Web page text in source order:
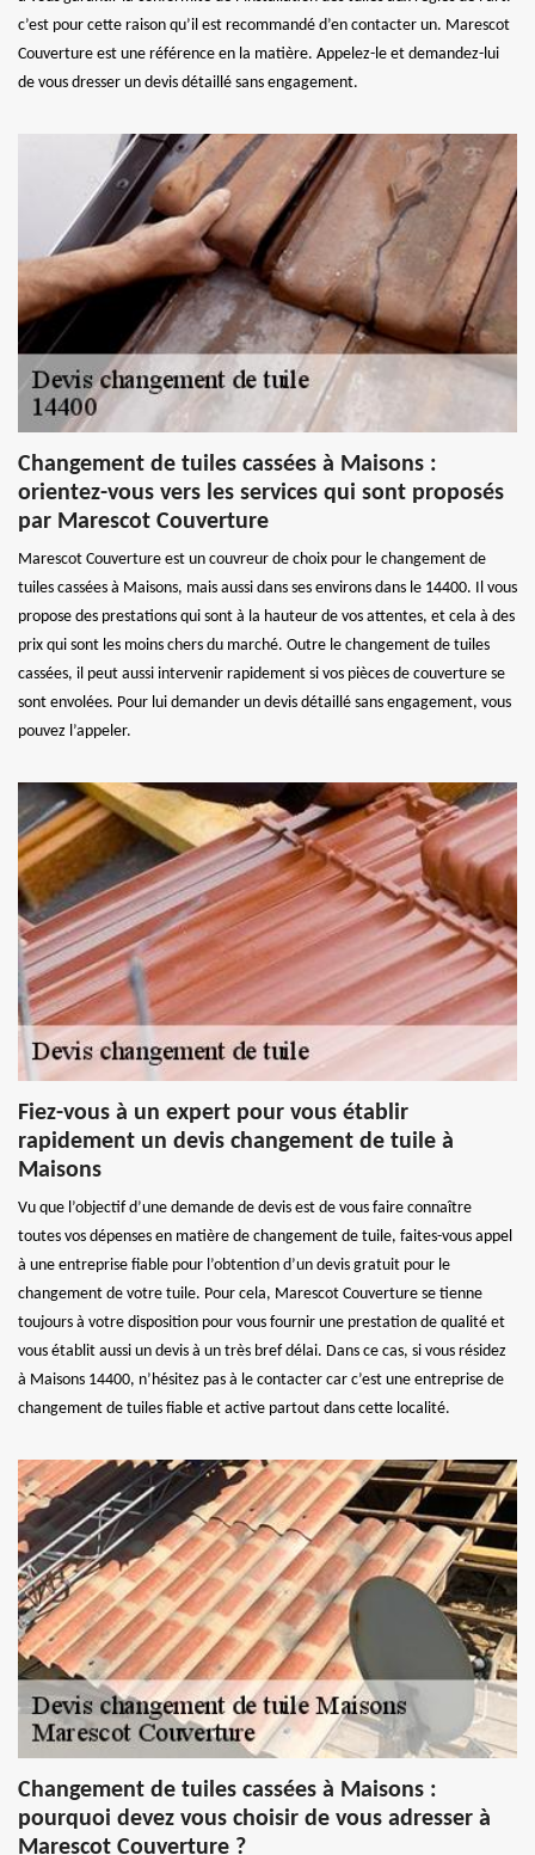
c’est pour cette raison qu’il est recommandé d’en contacter un. Marescot
Couverture est une référence en la matière. Appelez-le et demandez-lui
de vous dresser un devis détaillé sans engagement.
Changement de tuiles cassées à Maisons :
orientez-vous vers les services qui sont proposés
par Marescot Couverture
Marescot Couverture est un couvreur de choix pour le changement de
tuiles cassées à Maisons, mais aussi dans ses environs dans le 14400. Il vous
propose des prestations qui sont à la hauteur de vos attentes, et cela à des
prix qui sont les moins chers du marché. Outre le changement de tuiles
cassées, il peut aussi intervenir rapidement si vos pièces de couverture se
sont envolées. Pour lui demander un devis détaillé sans engagement, vous
pouvez l’appeler.
Fiez-vous à un expert pour vous établir
rapidement un devis changement de tuile à
Maisons
Vu que l’objectif d’une demande de devis est de vous faire connaître
toutes vos dépenses en matière de changement de tuile, faites-vous appel
à une entreprise fiable pour l’obtention d’un devis gratuit pour le
changement de votre tuile. Pour cela, Marescot Couverture se tienne
toujours à votre disposition pour vous fournir une prestation de qualité et
vous établit aussi un devis à un très bref délai. Dans ce cas, si vous résidez
à Maisons 14400, n’hésitez pas à le contacter car c’est une entreprise de
changement de tuiles fiable et active partout dans cette localité.
Changement de tuiles cassées à Maisons :
pourquoi devez vous choisir de vous adresser à
Marescot Couverture ?